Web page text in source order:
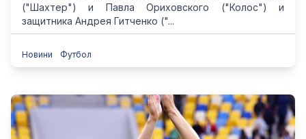
("Шахтер") и Павла Ориховского ("Колос") и
защитника Андрея Гитченко ("...
Новини Футбол